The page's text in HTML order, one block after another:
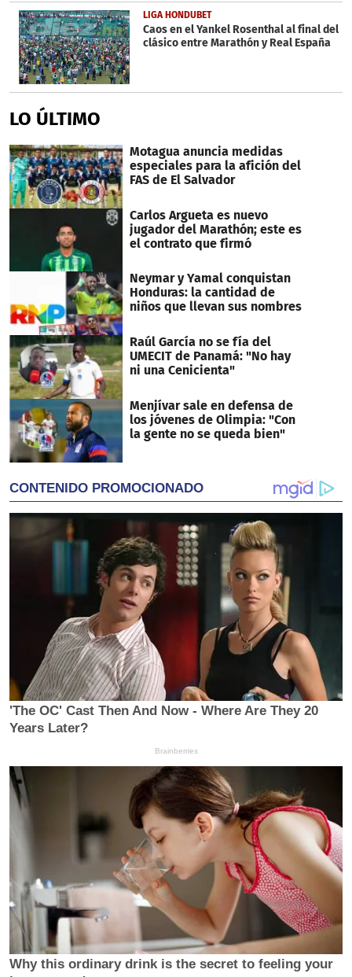
LIGA HONDUBET
Caos en el Yankel Rosenthal al final del
clásico entre Marathón y Real España
LO ÚLTIMO
Motagua anuncia medidas
especiales para la afición del
FAS de El Salvador
Carlos Argueta es nuevo
jugador del Marathón; este es
el contrato que firmó
Neymar y Yamal conquistan
Honduras: la cantidad de
niños que llevan sus nombres
Raúl García no se fía del
UMECIT de Panamá: "No hay
ni una Cenicienta"
Menjívar sale en defensa de
los jóvenes de Olimpia: "Con
la gente no se queda bien"